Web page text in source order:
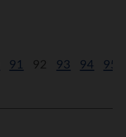
91 92 93 94 95